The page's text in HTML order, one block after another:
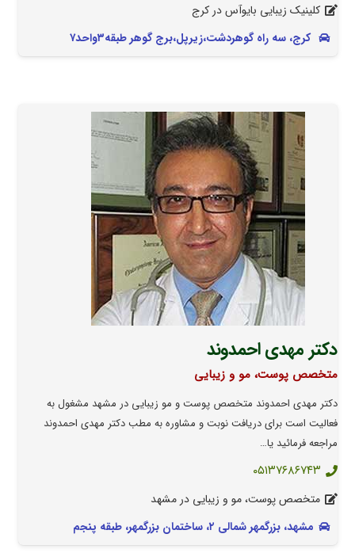
کلینیک زیبایی بایوآس در کرج
کرج، سه راه گوهردشت،زیرپل،برج گوهر طبقه۳واحد۷
دکتر مهدی احمدوند
متخصص پوست، مو و زیبایی
دکتر مهدی احمدوند متخصص پوست و مو زیبایی در مشهد مشغول به
فعالیت است برای دریافت نوبت و مشاوره به مطب دکتر مهدی احمدوند
مراجعه فرمائید یا…
۰۵۱۳۷۶۸۶۷۴۳
متخصص پوست، مو و زیبایی در مشهد
مشهد، بزرگمهر شمالی ۲، ساختمان بزرگمهر، طبقه پنجم